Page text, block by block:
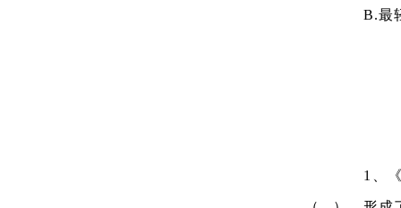
B.最轻
1、《中